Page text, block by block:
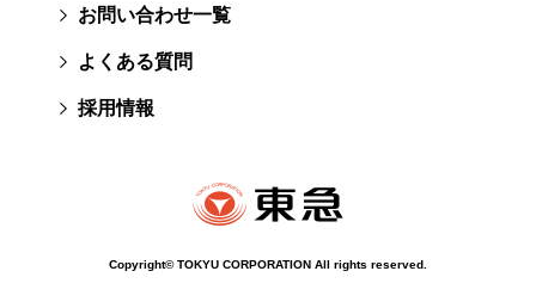
お問い合わせ一覧
よくある質問
採用情報
Copyright© TOKYU CORPORATION All rights reserved.